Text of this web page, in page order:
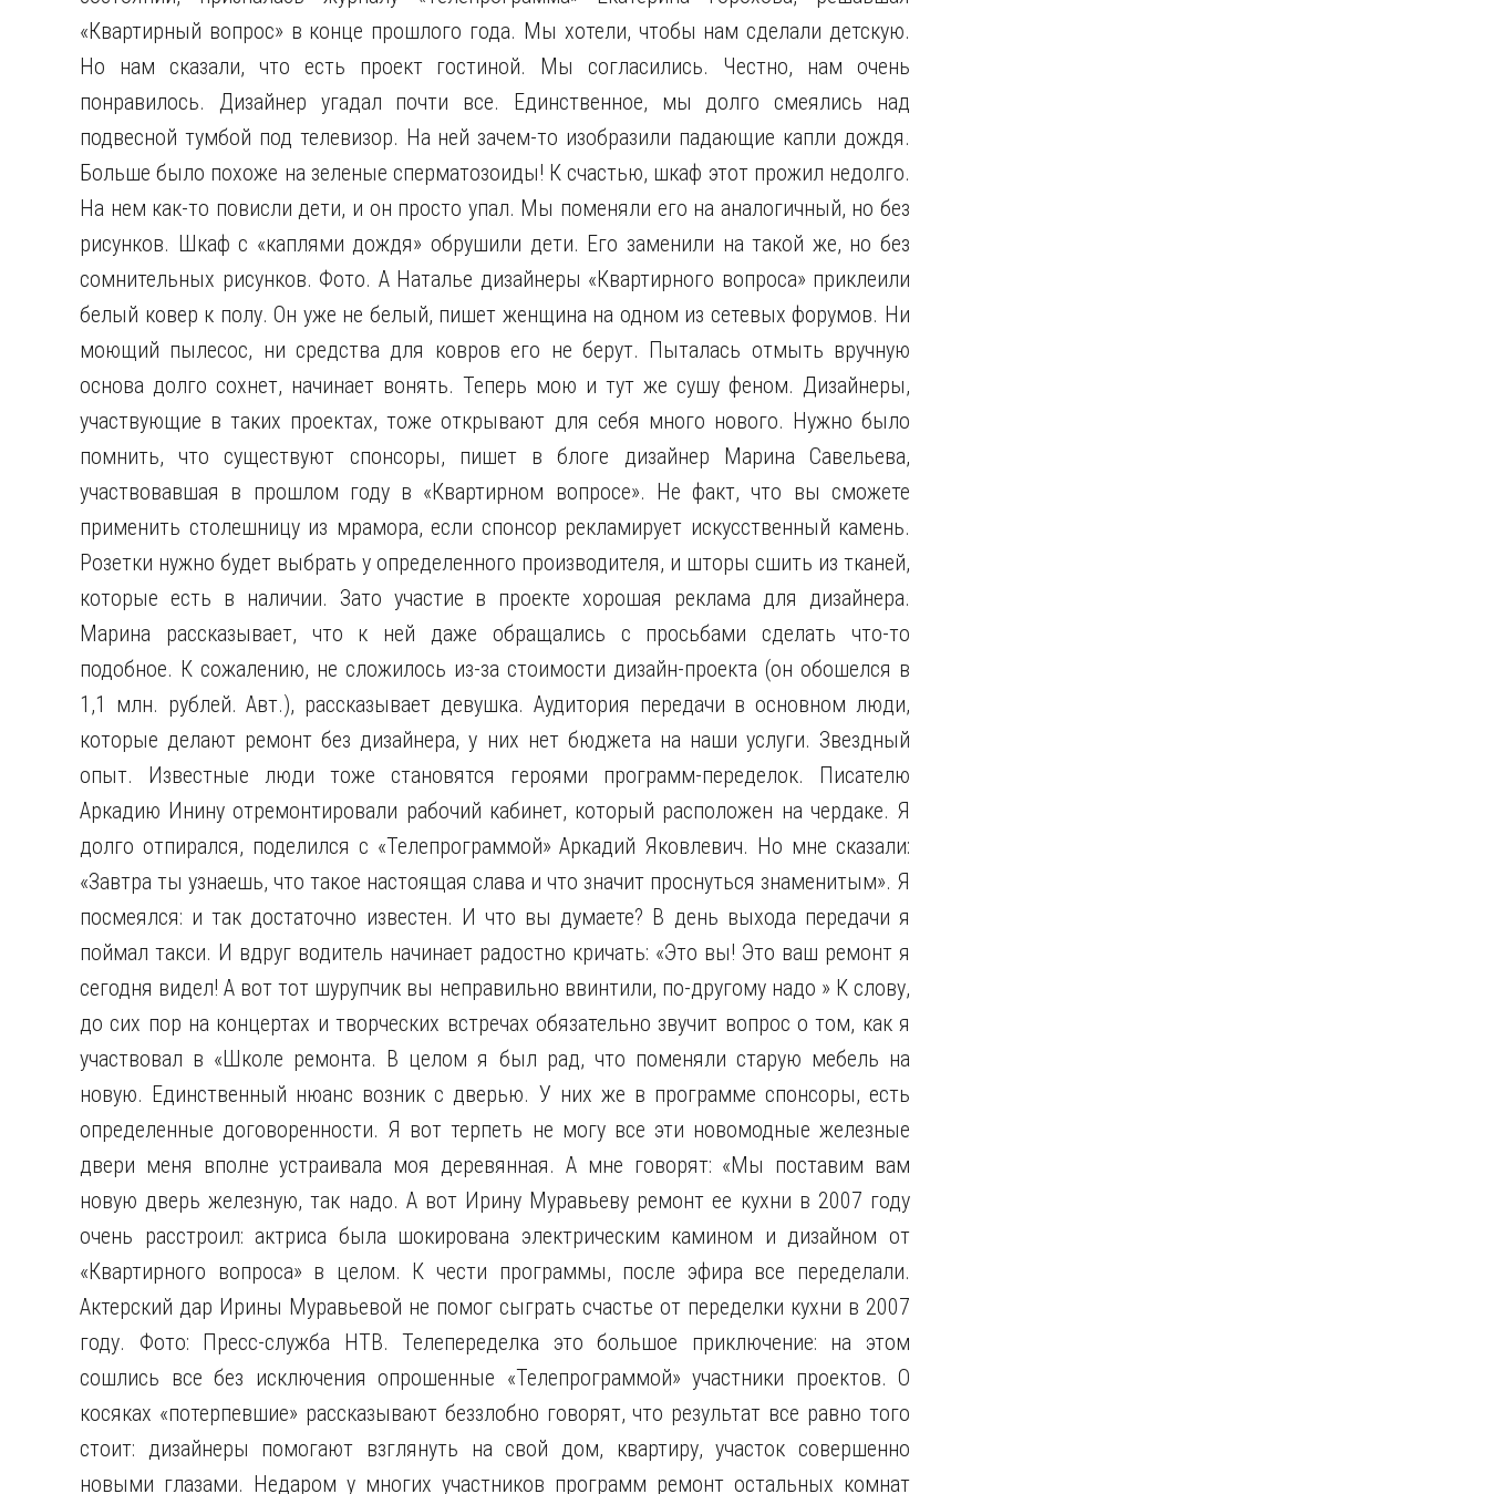
«Квартирный вопрос» в конце прошлого года. Мы хотели, чтобы нам сделали детскую.
Но нам сказали, что есть проект гостиной. Мы согласились. Честно, нам очень
понравилось. Дизайнер угадал почти все. Единственное, мы долго смеялись над
подвесной тумбой под телевизор. На ней зачем-то изобразили падающие капли дождя.
Больше было похоже на зеленые сперматозоиды! К счастью, шкаф этот прожил недолго.
На нем как-то повисли дети, и он просто упал. Мы поменяли его на аналогичный, но без
рисунков. Шкаф с «каплями дождя» обрушили дети. Его заменили на такой же, но без
сомнительных рисунков. Фото. А Наталье дизайнеры «Квартирного вопроса» приклеили
белый ковер к полу. Он уже не белый, пишет женщина на одном из сетевых форумов. Ни
моющий пылесос, ни средства для ковров его не берут. Пыталась отмыть вручную
основа долго сохнет, начинает вонять. Теперь мою и тут же сушу феном. Дизайнеры,
участвующие в таких проектах, тоже открывают для себя много нового. Нужно было
помнить, что существуют спонсоры, пишет в блоге дизайнер Марина Савельева,
участвовавшая в прошлом году в «Квартирном вопросе». Не факт, что вы сможете
применить столешницу из мрамора, если спонсор рекламирует искусственный камень.
Розетки нужно будет выбрать у определенного производителя, и шторы сшить из тканей,
которые есть в наличии. Зато участие в проекте хорошая реклама для дизайнера.
Марина рассказывает, что к ней даже обращались с просьбами сделать что-то
подобное. К сожалению, не сложилось из-за стоимости дизайн-проекта (он обошелся в
1,1 млн. рублей. Авт.), рассказывает девушка. Аудитория передачи в основном люди,
которые делают ремонт без дизайнера, у них нет бюджета на наши услуги. Звездный
опыт. Известные люди тоже становятся героями программ-переделок. Писателю
Аркадию Инину отремонтировали рабочий кабинет, который расположен на чердаке. Я
долго отпирался, поделился с «Телепрограммой» Аркадий Яковлевич. Но мне сказали:
«Завтра ты узнаешь, что такое настоящая слава и что значит проснуться знаменитым». Я
посмеялся: и так достаточно известен. И что вы думаете? В день выхода передачи я
поймал такси. И вдруг водитель начинает радостно кричать: «Это вы! Это ваш ремонт я
сегодня видел! А вот тот шурупчик вы неправильно ввинтили, по-другому надо » К слову,
до сих пор на концертах и творческих встречах обязательно звучит вопрос о том, как я
участвовал в «Школе ремонта. В целом я был рад, что поменяли старую мебель на
новую. Единственный нюанс возник с дверью. У них же в программе спонсоры, есть
определенные договоренности. Я вот терпеть не могу все эти новомодные железные
двери меня вполне устраивала моя деревянная. А мне говорят: «Мы поставим вам
новую дверь железную, так надо. А вот Ирину Муравьеву ремонт ее кухни в 2007 году
очень расстроил: актриса была шокирована электрическим камином и дизайном от
«Квартирного вопроса» в целом. К чести программы, после эфира все переделали.
Актерский дар Ирины Муравьевой не помог сыграть счастье от переделки кухни в 2007
году. Фото: Пресс-служба НТВ. Телепеределка это большое приключение: на этом
сошлись все без исключения опрошенные «Телепрограммой» участники проектов. О
косяках «потерпевшие» рассказывают беззлобно говорят, что результат все равно того
стоит: дизайнеры помогают взглянуть на свой дом, квартиру, участок совершенно
новыми глазами. Недаром у многих участников программ ремонт остальных комнат